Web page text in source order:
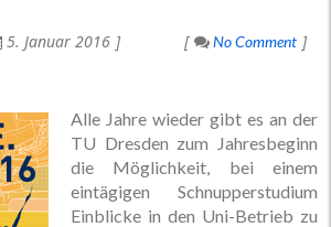
5. Januar 2016
No Comment
Alle Jahre wieder gibt es an der
TU Dresden zum Jahresbeginn
die Möglichkeit, bei einem
eintägigen Schnupperstudium
Einblicke in den Uni-Betrieb zu